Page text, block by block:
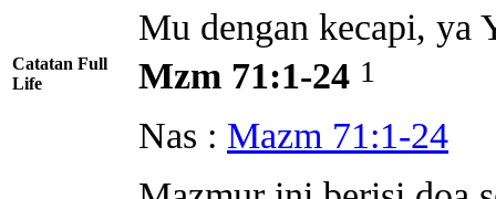
Mu dengan kecapi, ya
Catatan Full
Life
Mzm 71:1-24 1
Nas : Mazm 71:1-24